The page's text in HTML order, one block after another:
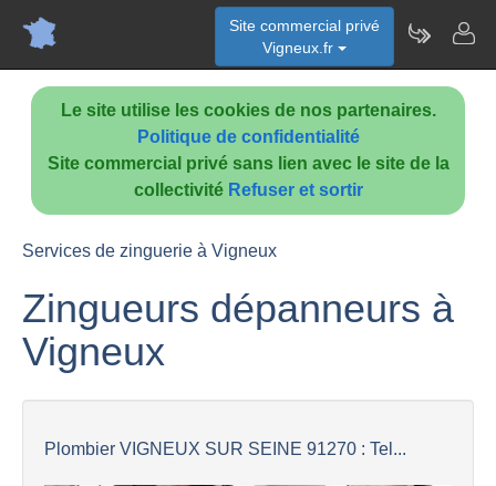
Le site utilise les cookies de nos partenaires.
Politique de confidentialité
Site commercial privé sans lien avec le site de la
collectivité Refuser et sortir
Site commercial privé
Vigneux.fr
Services de zinguerie à Vigneux
Zingueurs dépanneurs à
Vigneux
Plombier VIGNEUX SUR SEINE 91270 : Tel...